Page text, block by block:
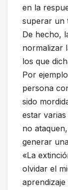
en la
superar un
De hecho,
normalizar
los que
Por
persona
sido
estar
no
generar
«La
olvidar el